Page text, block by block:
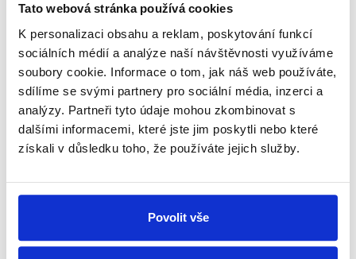
Tato webová stránka používá cookies
K personalizaci obsahu a reklam, poskytování funkcí
sociálních médií a analýze naší návštěvnosti využíváme
soubory cookie. Informace o tom, jak náš web používáte,
sdílíme se svými partnery pro sociální média, inzerci a
analýzy. Partneři tyto údaje mohou zkombinovat s
dalšími informacemi, které jste jim poskytli nebo které
získali v důsledku toho, že používáte jejich služby.
Povolit vše
Číst dál
Zůstaňme v kontaktu
Přihlaste se k odběru našeho
newsletteru nebowhatsappového
shrnutí nejzajímavějších článků a analýz.
Začněte nás odebírat, a mějte tak
přehled o tom, jaké dezinformace a